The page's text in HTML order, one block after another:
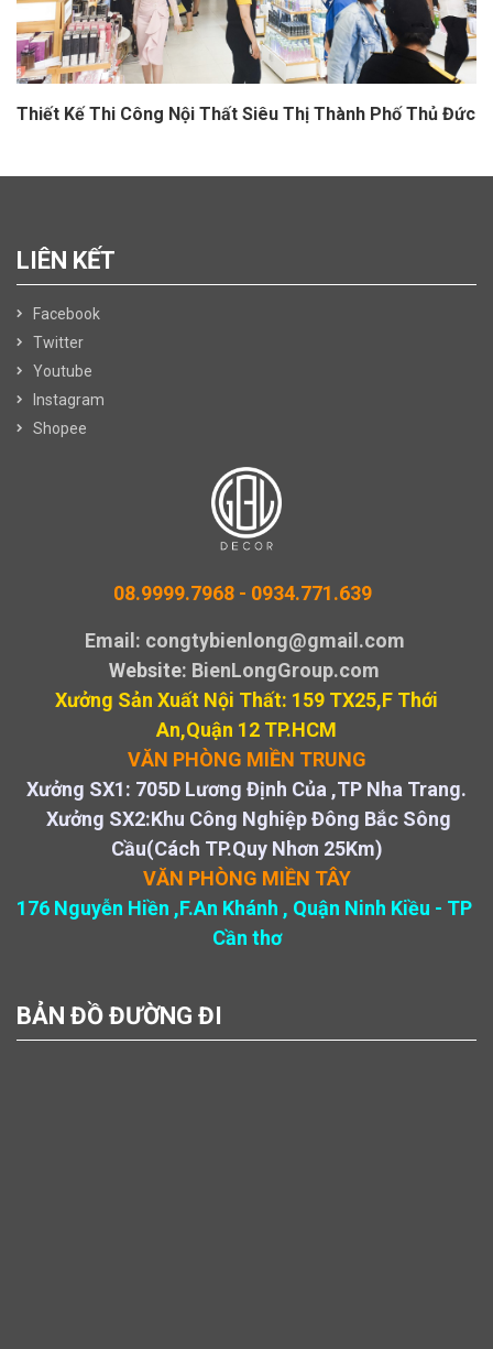
Thiết Kế Thi Công Nội Thất Siêu Thị Thành Phố Thủ Đức
LIÊN KẾT
Facebook
Twitter
Youtube
Instagram
Shopee
08.9999.7968 - 0934.771.639
Email: congtybienlong@gmail.com
Website: BienLongGroup.com
Xưởng Sản Xuất Nội Thất: 159 TX25,F Thới
An,Quận 12 TP.HCM
VĂN PHÒNG MIỀN TRUNG
Xưởng SX1: 705D Lương Định Của ,TP Nha Trang.
Xưởng SX2:Khu Công Nghiệp Đông Bắc Sông
Cầu(Cách TP.Quy Nhơn 25Km)
VĂN PHÒNG MIỀN TÂY
176 Nguyễn Hiền ,F.An Khánh , Quận Ninh Kiều - TP
Cần thơ
BẢN ĐỒ ĐƯỜNG ĐI